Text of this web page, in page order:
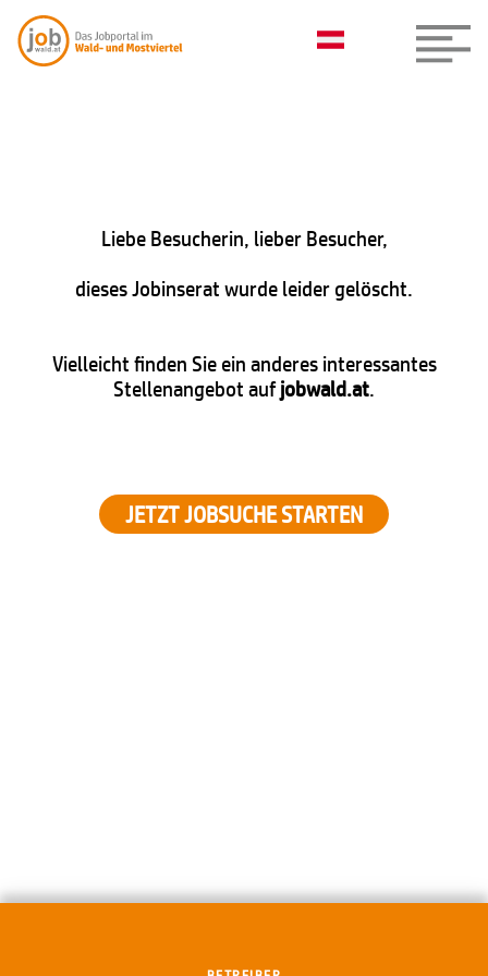
Liebe Besucherin, lieber Besucher,
dieses Jobinserat wurde leider gelöscht.
Vielleicht finden Sie ein anderes interessantes
Stellenangebot aufjobwald.at.
JETZT JOBSUCHE STARTEN